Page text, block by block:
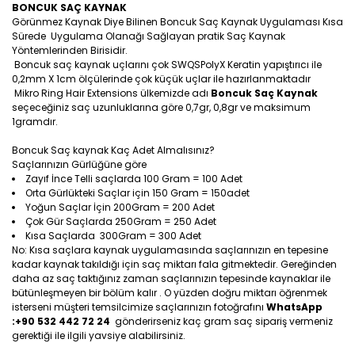
BONCUK SAÇ KAYNAK
Görünmez Kaynak Diye Bilinen Boncuk Saç Kaynak Uygulaması Kısa
Sürede Uygulama Olanağı Sağlayan pratik Saç Kaynak
Yöntemlerinden Birisidir.
Boncuk saç kaynak uçlarını çok SWQSPolyX Keratin yapıştırıcı ile
0,2mm X 1cm ölçülerinde çok küçük uçlar ile hazırlanmaktadır
Mikro Ring Hair Extensions ülkemizde adı Boncuk Saç Kaynak
seçeceğiniz saç uzunluklarına göre 0,7gr, 0,8gr ve maksimum
1gramdır.
Boncuk Saç kaynak Kaç Adet Almalısınız?
Saçlarınızın Gürlüğüne göre
Zayıf İnce Telli saçlarda 100 Gram = 100 Adet
Orta Gürlükteki Saçlar için 150 Gram = 150adet
Yoğun Saçlar İçin 200Gram = 200 Adet
Çok Gür Saçlarda 250Gram = 250 Adet
Kısa Saçlarda 300Gram = 300 Adet
No: Kısa saçlara kaynak uygulamasında saçlarınızın en tepesine
kadar kaynak takıldığı için saç miktarı fala gitmektedir. Gereğinden
daha az saç taktığınız zaman saçlarınızın tepesinde kaynaklar ile
bütünleşmeyen bir bölüm kalır . O yüzden doğru miktarı öğrenmek
isterseni müşteri temsilcimize saçlarınızın fotoğrafını WhatsApp
:+90 532 442 72 24 gönderirseniz kaç gram saç sipariş vermeniz
gerektiği ile ilgili yavsiye alabilirsiniz.